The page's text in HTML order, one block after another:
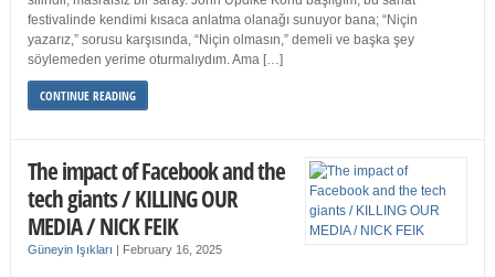
festivalinde kendimi kısaca anlatma olanağı sunuyor bana; “Niçin
yazarız,” sorusu karşısında, “Niçin olmasın,” demeli ve başka şey
söylemeden yerime oturmalıydım. Ama […]
CONTINUE READING
The impact of Facebook and the
tech giants / KILLING OUR
MEDIA / NICK FEIK
Güneyin Işıkları | February 16, 2025